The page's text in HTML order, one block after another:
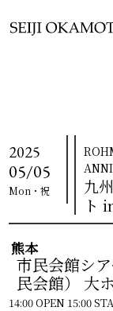
2025
05/05
Mon ・祝
九
ト
熊本
市民会館シ
民会館） 大
14:00 OPEN 15:00